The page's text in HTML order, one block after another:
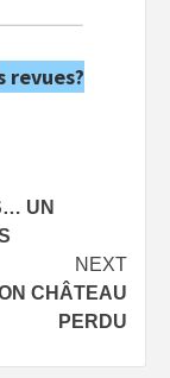
revues?
UN
NEXT
CHÂTEAU
PERDU